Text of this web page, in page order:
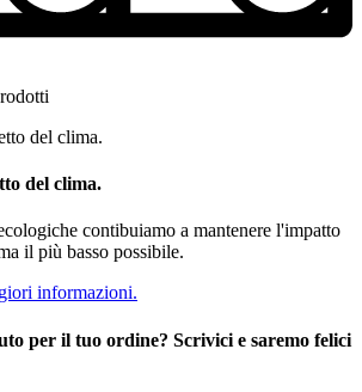
del clima.
contibuiamo a mantenere l'impatto
il più basso possibile.
informazioni.
per il tuo ordine? Scrivici e saremo felici